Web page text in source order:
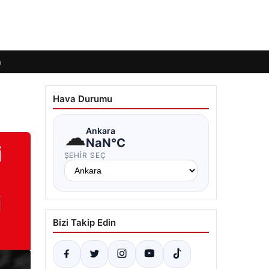
Hava Durumu
☁Ankara
NaN°C
ŞEHIR SEÇ
Bizi Takip Edin